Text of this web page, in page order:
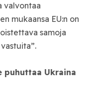
valvontaa
mukaansa EU:n on
samoja
puhuttaa Ukraina